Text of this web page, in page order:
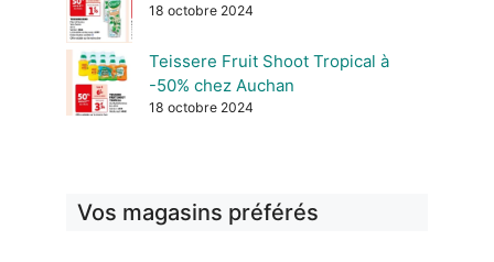
18 octobre 2024
Teissere Fruit Shoot Tropical à
-50% chez Auchan
18 octobre 2024
Vos magasins préférés